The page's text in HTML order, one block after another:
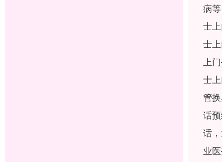
病
士
士
上
士
管
话
话
业